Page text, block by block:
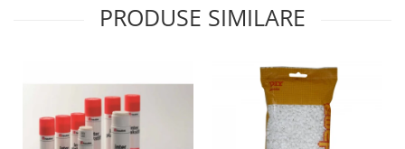
PRODUSE SIMILARE